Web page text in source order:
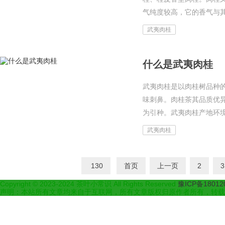
气纯度较高，它的香气与
武夷肉桂
什么是武夷肉桂
武夷肉桂是以肉桂树品种
味刺鼻。肉桂茶其品质优
为引种。武夷肉桂产地环
武夷肉桂
130 首页 上一页 2 3
Copyright © 2023-2024 茶叶小常识 All Rights Reserved 豫ICP备
声明：本站所有文章均来自于互联网，所有文章版权归原作者所有，转